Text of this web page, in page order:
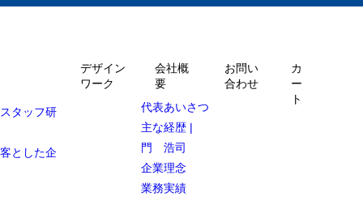
タッフ研
とした企
デザイン
ワーク
会社概
要
代表あいさつ
主な経歴 |
門 浩司
企業理念
業務実績
お問い
合わせ
カ
ー
ト